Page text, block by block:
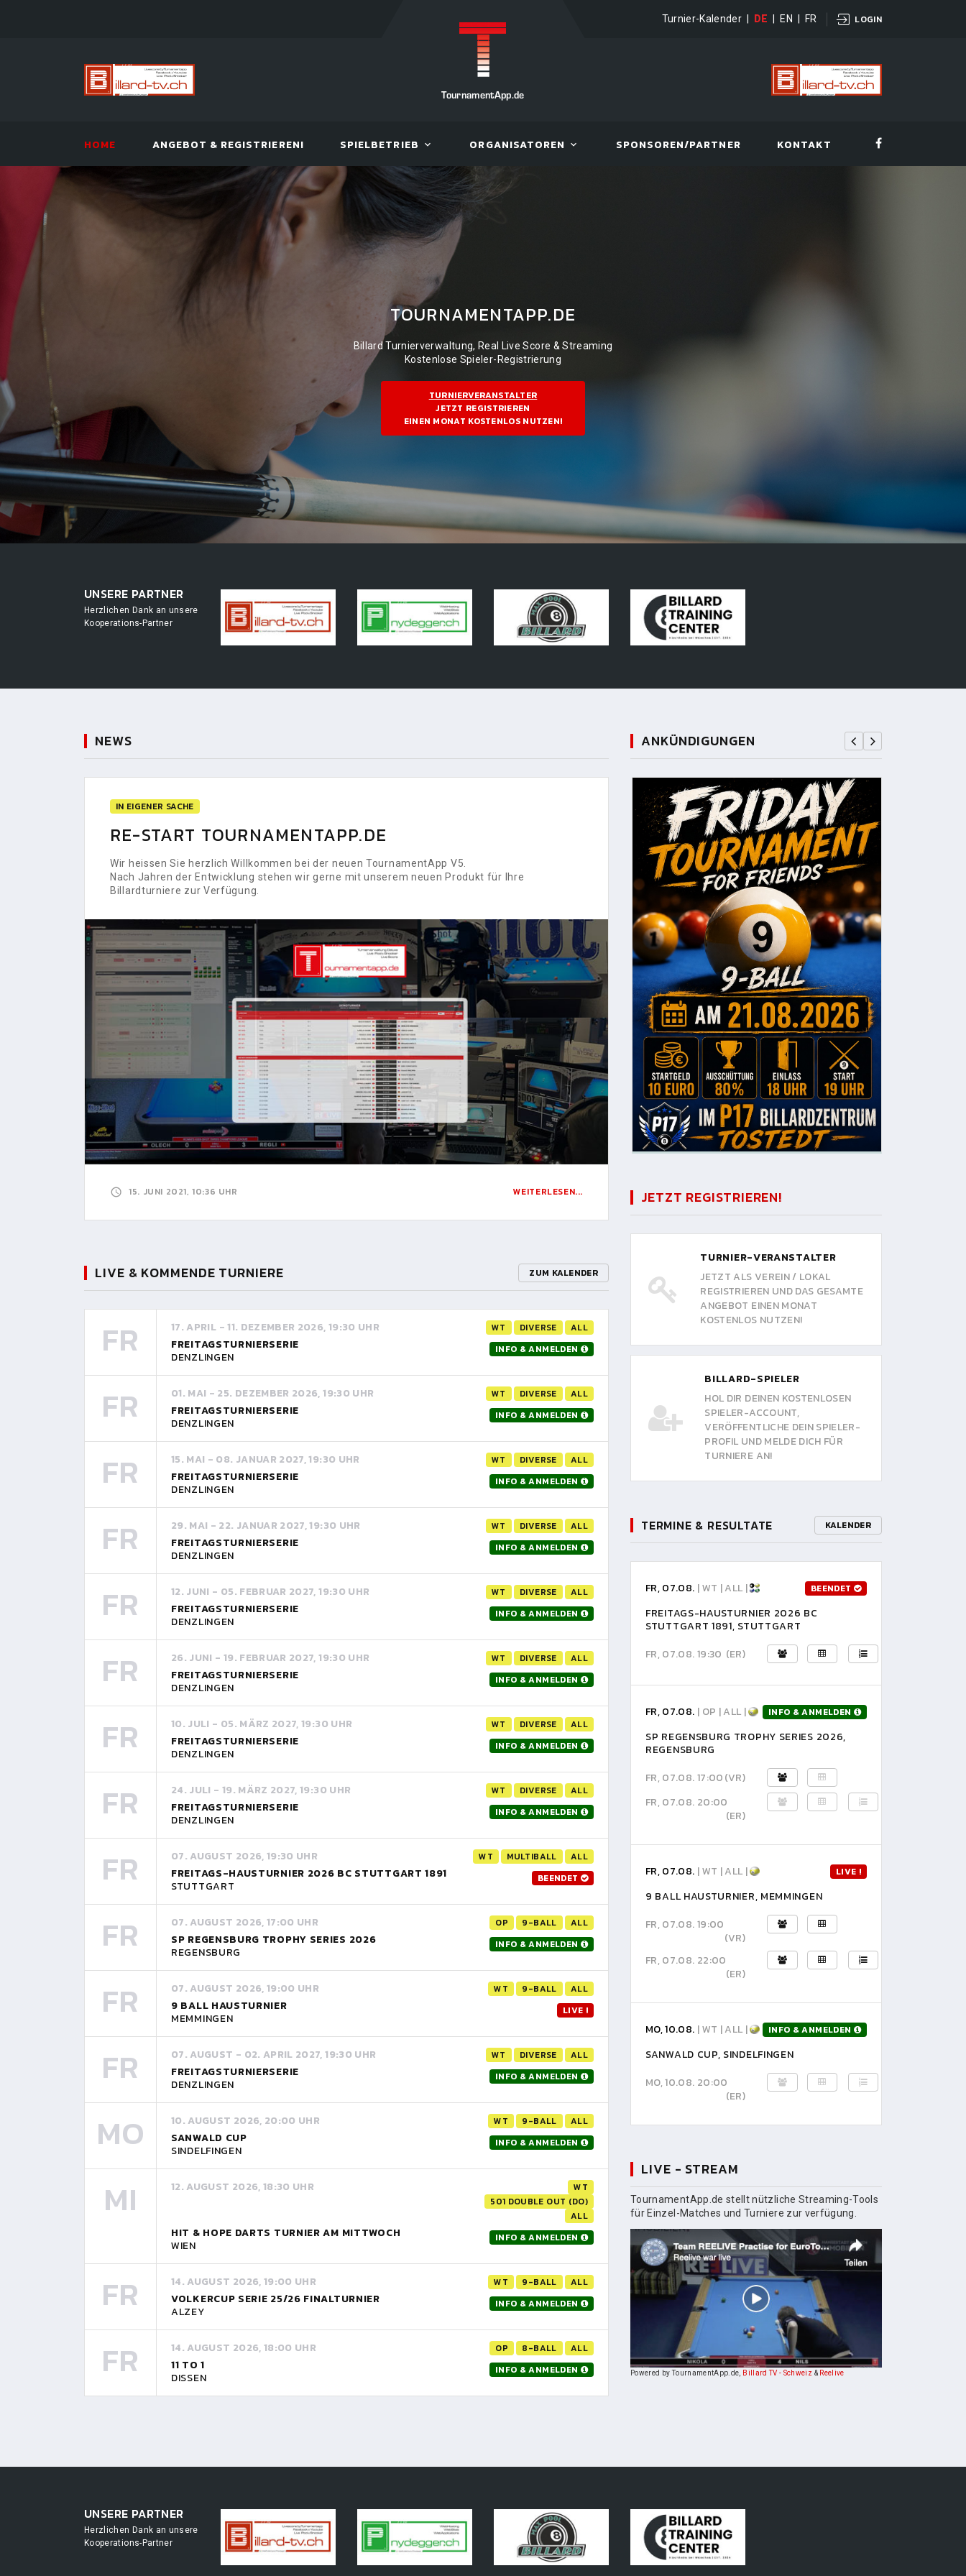
Turnier-Kalender DE EN FR LOGIN
TournamentApp.de
HOME ANGEBOT & REGISTRIEREN! SPIELBETRIEB ORGANISATOREN SPONSOREN/PARTNER KONTAKT
TOURNAMENTAPP.DE
Billard Turnierverwaltung, Real Live Score & Streaming
Kostenlose Spieler-Registrierung
TURNIERVERANSTALTER
JETZT REGISTRIEREN
EINEN MONAT KOSTENLOS NUTZEN!
UNSERE PARTNER
Herzlichen Dank an unsere
Kooperations-Partner
NEWS
IN EIGENER SACHE
RE-START TOURNAMENTAPP.DE
Wir heissen Sie herzlich Willkommen bei der neuen TournamentApp V5.
Nach Jahren der Entwicklung stehen wir gerne mit unserem neuen Produkt für Ihre
Billardturniere zur Verfügung.
15. JUNI 2021, 10:36 UHR WEITERLESEN...
LIVE & KOMMENDE TURNIERE ZUM KALENDER
FR 17. APRIL - 11. DEZEMBER 2026, 19:30 UHR WT DIVERSE ALL
FREITAGSTURNIERSERIE
DENZLINGEN
INFO & ANMELDEN
FR 01. MAI - 25. DEZEMBER 2026, 19:30 UHR WT DIVERSE ALL
FREITAGSTURNIERSERIE
DENZLINGEN
INFO & ANMELDEN
FR 15. MAI - 08. JANUAR 2027, 19:30 UHR WT DIVERSE ALL
FREITAGSTURNIERSERIE
DENZLINGEN
INFO & ANMELDEN
FR 29. MAI - 22. JANUAR 2027, 19:30 UHR WT DIVERSE ALL
FREITAGSTURNIERSERIE
DENZLINGEN
INFO & ANMELDEN
FR 12. JUNI - 05. FEBRUAR 2027, 19:30 UHR WT DIVERSE ALL
FREITAGSTURNIERSERIE
DENZLINGEN
INFO & ANMELDEN
FR 26. JUNI - 19. FEBRUAR 2027, 19:30 UHR WT DIVERSE ALL
FREITAGSTURNIERSERIE
DENZLINGEN
INFO & ANMELDEN
FR 10. JULI - 05. MÄRZ 2027, 19:30 UHR WT DIVERSE ALL
FREITAGSTURNIERSERIE
DENZLINGEN
INFO & ANMELDEN
FR 24. JULI - 19. MÄRZ 2027, 19:30 UHR WT DIVERSE ALL
FREITAGSTURNIERSERIE
DENZLINGEN
INFO & ANMELDEN
FR 07. AUGUST 2026, 19:30 UHR WT MULTIBALL ALL
FREITAGS-HAUSTURNIER 2026 BC STUTTGART 1891
STUTTGART
BEENDET
FR 07. AUGUST 2026, 17:00 UHR OP 9-BALL ALL
SP REGENSBURG TROPHY SERIES 2026
REGENSBURG
INFO & ANMELDEN
FR 07. AUGUST 2026, 19:00 UHR WT 9-BALL ALL
9 BALL HAUSTURNIER
MEMMINGEN
LIVE !
FR 07. AUGUST - 02. APRIL 2027, 19:30 UHR WT DIVERSE ALL
FREITAGSTURNIERSERIE
DENZLINGEN
INFO & ANMELDEN
MO 10. AUGUST 2026, 20:00 UHR WT 9-BALL ALL
SANWALD CUP
SINDELFINGEN
INFO & ANMELDEN
MI 12. AUGUST 2026, 18:30 UHR
WT
501 DOUBLE OUT (DO)
ALL
HIT & HOPE DARTS TURNIER AM MITTWOCH
WIEN
INFO & ANMELDEN
FR 14. AUGUST 2026, 19:00 UHR WT 9-BALL ALL
VOLKERCUP SERIE 25/26 FINALTURNIER
ALZEY
INFO & ANMELDEN
FR 14. AUGUST 2026, 18:00 UHR OP 8-BALL ALL
11 TO 1
DISSEN
INFO & ANMELDEN
ANKÜNDIGUNGEN
JETZT REGISTRIEREN!
TURNIER-VERANSTALTER
JETZT ALS VEREIN / LOKAL
REGISTRIEREN UND DAS GESAMTE
ANGEBOT EINEN MONAT
KOSTENLOS NUTZEN!
BILLARD-SPIELER
HOL DIR DEINEN KOSTENLOSEN
SPIELER-ACCOUNT,
VERÖFFENTLICHE DEIN SPIELER-
PROFIL UND MELDE DICH FÜR
TURNIERE AN!
TERMINE & RESULTATE KALENDER
FR, 07.08. | WT | ALL | BEENDET
FREITAGS-HAUSTURNIER 2026 BC
STUTTGART 1891, STUTTGART
FR, 07.08. 19:30 (ER)
FR, 07.08. | OP | ALL | INFO & ANMELDEN
SP REGENSBURG TROPHY SERIES 2026,
REGENSBURG
FR, 07.08. 17:00(VR)
FR, 07.08. 20:00
(ER)
FR, 07.08. | WT | ALL | LIVE !
9 BALL HAUSTURNIER, MEMMINGEN
FR, 07.08. 19:00
(VR)
FR, 07.08. 22:00
(ER)
MO, 10.08. | WT | ALL | INFO & ANMELDEN
SANWALD CUP, SINDELFINGEN
MO, 10.08. 20:00
(ER)
LIVE - STREAM
TournamentApp.de stellt nützliche Streaming-Tools
für Einzel-Matches und Turniere zur verfügung.
Powered by TournamentApp.de, Billard TV - Schweiz & Reelive
UNSERE PARTNER
Herzlichen Dank an unsere
Kooperations-Partner